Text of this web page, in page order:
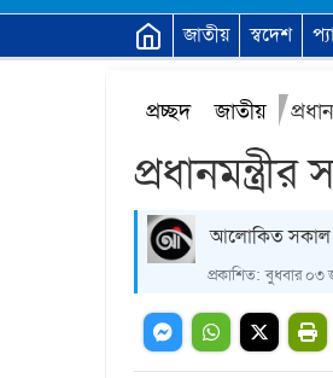
জাতীয়
স্বদেশ
প্রচ্ছদ জাতীয়
আলোকিত সকাল
প্রকাশিত: বুধবার ০৩